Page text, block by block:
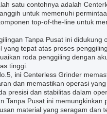
satu contohnya adalah
untuk memenuhi
top-of-the-line untuk
Tanpa Pusat ini didukung
tepat atas proses
roda penggiling dengan
tinggi.
ini Centerless Grinder
dan memastikan operasi
presisi dan stabilitas dalam
Tanpa Pusat ini memungkinkan
material yang seragam dan